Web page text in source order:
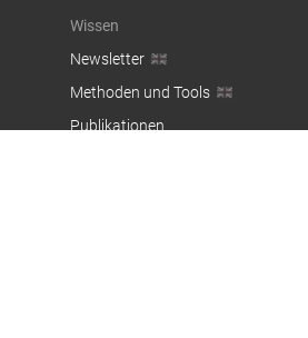
Wissen
Newsletter
Methoden und Tools
Publikationen